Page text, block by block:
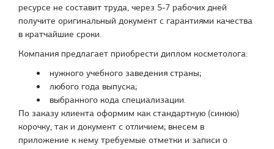
ресурсе не составит труда, через 5-7 рабочих дней
получите оригинальный документ с гарантиями качества
в кратчайшие сроки.
Компания предлагает приобрести диплом косметолога:
нужного учебного заведения страны;
любого года выпуска;
выбранного кода специализации.
По заказу клиента оформим как стандартную (синюю)
корочку, так и документ с отличием; внесем в
приложение к нему требуемые отметки и записи о